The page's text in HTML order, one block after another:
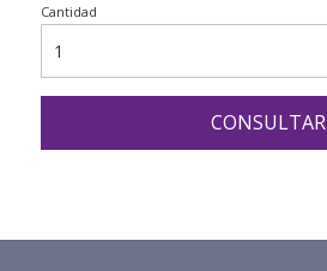
Cantidad
CONSULTAR